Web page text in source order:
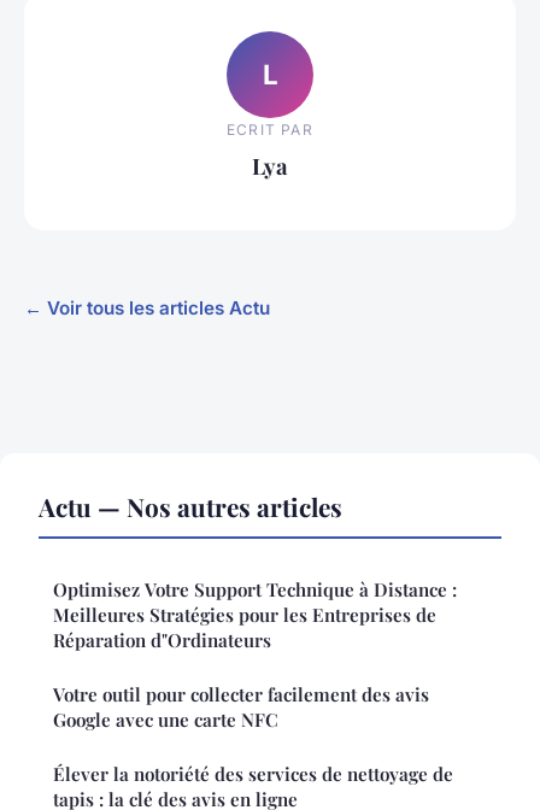
L
ECRIT PAR
Lya
← Voir tous les articles Actu
Actu — Nos autres articles
Optimisez Votre Support Technique à Distance :
Meilleures Stratégies pour les Entreprises de
Réparation d"Ordinateurs
Votre outil pour collecter facilement des avis
Google avec une carte NFC
Élever la notoriété des services de nettoyage de
tapis : la clé des avis en ligne